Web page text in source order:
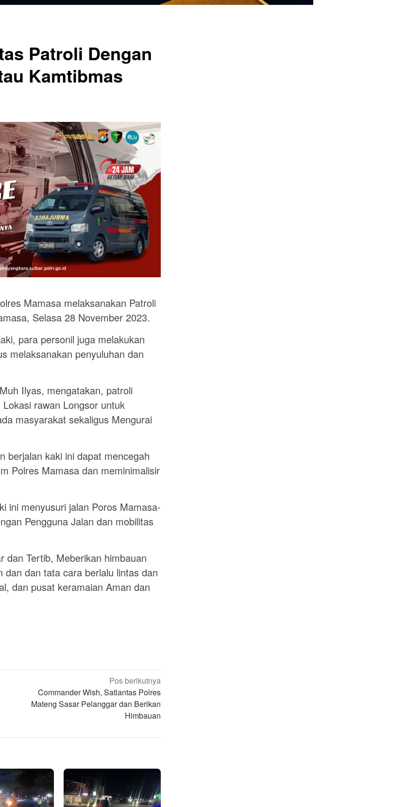
Patroli Dengan
Kamtibmas
Mamasa melaksanakan Patroli
Selasa 28 November 2023.
para personil juga melakukan
melaksanakan penyuluhan dan
Ilyas, mengatakan, patroli
rawan Longsor untuk
masyarakat sekaligus Mengurai
berjalan kaki ini dapat mencegah
Polres Mamasa dan meminimalisir
ini menyusuri jalan Poros Mamasa-
Pengguna Jalan dan mobilitas
dan Tertib, Meberikan himbauan
dan tata cara berlalu lintas dan
dan pusat keramaian Aman dan
Pos berikutnya
Commander Wish, Satlantas Polres
Mateng Sasar Pelanggar dan Berikan
Himbauan